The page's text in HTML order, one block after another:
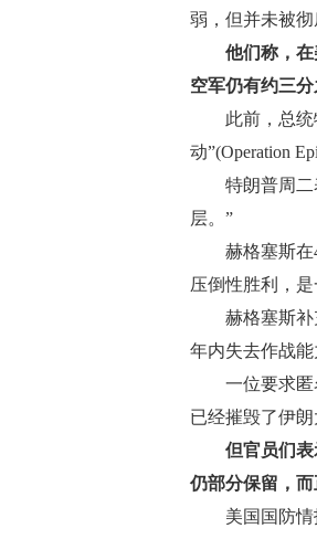
弱，但并未被彻
他们称，
空军仍有约三分
此前，总统特
动”(Operation
特朗普周二表
层。”
赫格塞斯在4
压倒性胜利，是
赫格塞斯补充
年内失去作战能
一位要求匿名
已经摧毁了伊朗
但官员们
仍部分保留，
美国国防情报